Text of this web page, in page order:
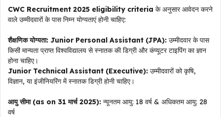
CWC Recruitment 2025 eligibility criteria के अनुसार आवेदन करने
वाले उम्मीदवारों के पास निम्न योग्यताएं होनी चाहिए:
शैक्षणिक योग्यता: Junior Personal Assistant (JPA): उम्मीदवार के पास
किसी मान्यता प्राप्त विश्वविद्यालय से स्नातक की डिग्री और कंप्यूटर टाइपिंग का ज्ञान
होना चाहिए।
Junior Technical Assistant (Executive): उम्मीदवारों को कृषि,
विज्ञान, या इंजीनियरिंग में स्नातक डिग्री होनी चाहिए।
आयु सीमा (as on 31 मार्च 2025): न्यूनतम आयु: 18 वर्ष & अधिकतम आयु: 28
वर्ष